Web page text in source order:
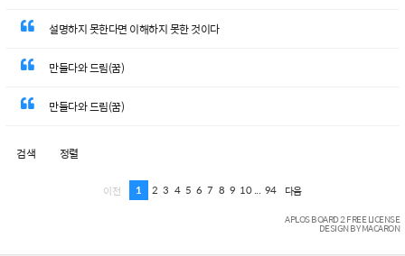
설명하지 못한다면 이해하지 못한 것이다
만들다와 드림(꿈)
만들다와 드림(꿈)
검색 정렬
이전 1 2 3 4 5 6 7 8 9 10 ... 94 다음
APLOS BOARD 2 FREE LICENSE
DESIGN BY MACARON